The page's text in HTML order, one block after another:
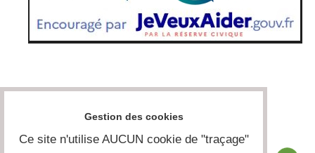
Gestion des cookies
Ce site n'utilise AUCUN cookie de "traçage"